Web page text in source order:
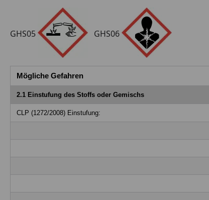
GHS05 GHS06
Mögliche Gefahren
2.1 Einstufung des Stoffs oder Gemischs
CLP (1272/2008) Einstufung: